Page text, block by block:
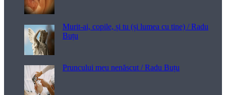
Murit-ai, copile, și tu (și lumea cu tine) / Radu
Buțu
Pruncului meu nenăscut / Radu Buțu